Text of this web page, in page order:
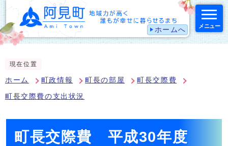
ホームへ メニュー
現在位置
ホーム 町政情報 町長の部屋 町長交際費
町長交際費の支出状況
町長交際費 平成30年度